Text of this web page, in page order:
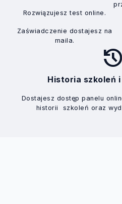
Rozwiązujesz test online.
Zaświadczenie dostajesz na
maila.
history
Historia szkoleń
Dostajesz dostęp panelu
historii szkoleń oraz